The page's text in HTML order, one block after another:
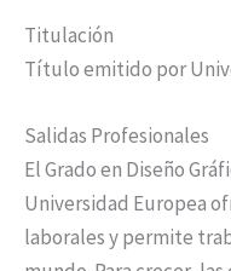
Titulación
Título emitido por
Salidas Profesionales
El Grado en Diseño
Universidad Europea
laborales y permite